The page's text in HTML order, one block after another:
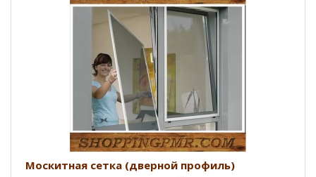
Москитная сетка (дверной профиль)